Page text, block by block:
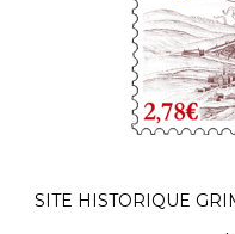
SITE HISTORIQUE